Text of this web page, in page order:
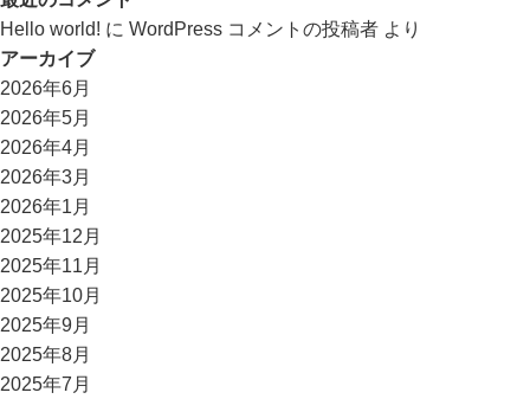
Hello world! に WordPress コメントの投稿者 より
アーカイブ
2026年6月
2026年5月
2026年4月
2026年3月
2026年1月
2025年12月
2025年11月
2025年10月
2025年9月
2025年8月
2025年7月